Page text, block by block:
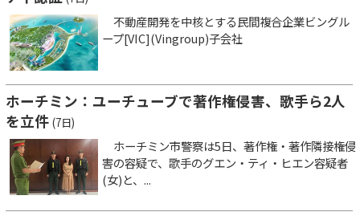
不動産開発を中核とする民間複合企業ビングル
ープ[VIC](Vingroup)子会社
ホーチミン：ユーチューブで著作権侵害、歌手ら2人
を立件 (7日)
ホーチミン市警察は5日、著作権・著作隣接権侵
害の容疑で、歌手のグエン・ティ・ヒエン容疑者
(女)と、...